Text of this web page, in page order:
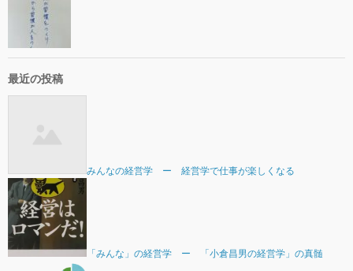
最近の投稿
みんなの経営学 ー 経営学で仕事が楽しくなる
「みんな」の経営学 ー 「小倉昌男の経営学」の真髄